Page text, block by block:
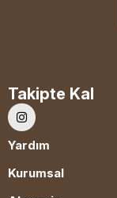
Takipte Kal
Yardım
Kurumsal